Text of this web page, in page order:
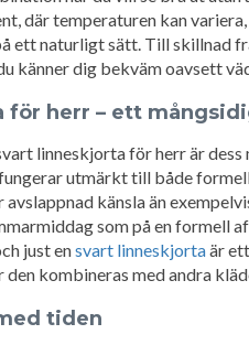
där temperaturen kan
ett naturligt sätt. Till skillnad
känner dig bekväm oavsett
för herr – ett
linneskjorta för herr är
utmärkt till både
avslappnad känsla än
som på en formell
just ensvart linneskjortaär
den kombineras med andra
tiden